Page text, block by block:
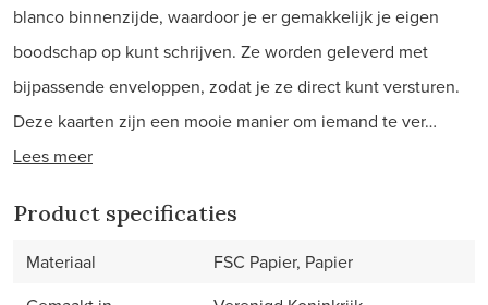
blanco binnenzijde, waardoor je er gemakkelijk je eigen
boodschap op kunt schrijven. Ze worden geleverd met
bijpassende enveloppen, zodat je ze direct kunt versturen.
Deze kaarten zijn een mooie manier om iemand te ver…
Lees meer
Product specificaties
Materiaal
FSC Papier, Papier